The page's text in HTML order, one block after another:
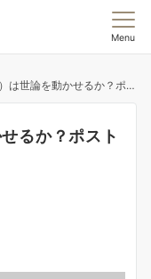
Menu
動かせるか？ポストSNS時代の情報戦略
るか？ポスト